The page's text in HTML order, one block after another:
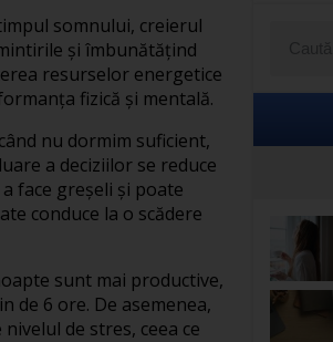
somnului, creierul
și îmbunătățind
resurselor energetice
fizică și mentală.
nu dormim suficient,
a deciziilor se reduce
face greșeli și poate
conduce la o scădere
sunt mai productive,
de 6 ore. De asemenea,
de stres, ceea ce